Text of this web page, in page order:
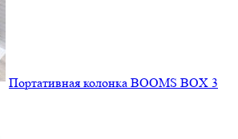
Портативная колонка BOOMS BOX 3